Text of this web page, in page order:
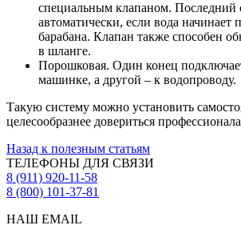
специальным клапаном. Последний
автоматически, если вода начинает
барабана. Клапан также способен
в шланге.
Порошковая. Один конец
машинке, а другой – к водопроводу.
Такую систему можно установить
целесообразнее довериться
Назад к полезным статьям
ТЕЛЕФОНЫ ДЛЯ СВЯЗИ
8 (911) 920-11-58
8 (800) 101-37-81
НАШ EMAIL